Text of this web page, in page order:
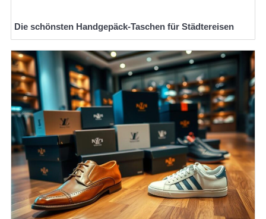
Die schönsten Handgepäck-Taschen für Städtereisen